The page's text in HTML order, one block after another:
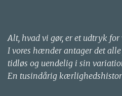
Alt, hvad vi gør, er et udtryk
I vores hænder antager det
tidløs og uendelig i sin
En tusindårig